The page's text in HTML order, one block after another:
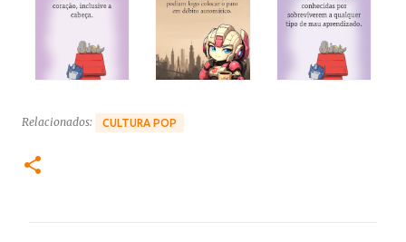
Relacionados: CULTURA POP